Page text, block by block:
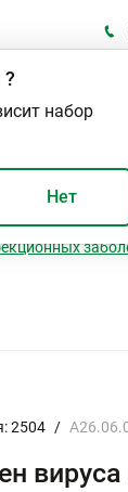
?
набор
Нет
2504 /